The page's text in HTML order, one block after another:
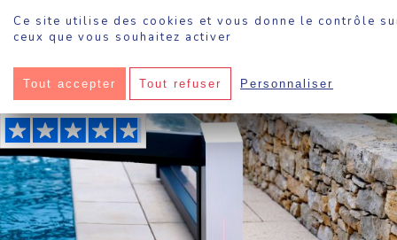
Ce site utilise des cookies et vous donne le contrôle
ceux que vous souhaitez activer
Tout accepter Tout refuser Personnaliser
Tout sur la motorisation des abris de piscine